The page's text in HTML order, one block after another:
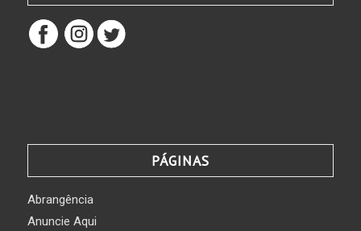
PÁGINAS
Abrangência
Anuncie Aqui